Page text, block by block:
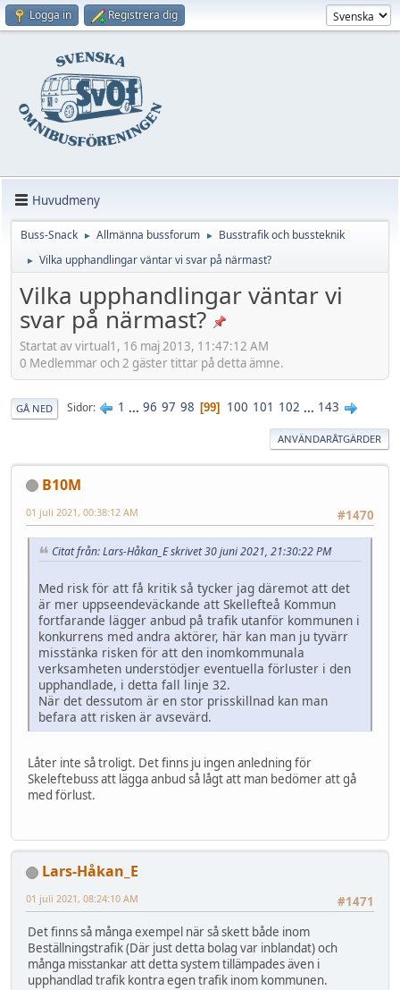
Logga in Registrera dig
Huvudmeny
Buss-Snack ► Allmänna bussforum ► Busstrafik och bussteknik
► Vilka upphandlingar väntar vi svar på närmast?
Vilka upphandlingar väntar vi
svar på närmast?
Startat av virtual1, 16 maj 2013, 11:47:12 AM
0 Medlemmar och 2 gäster tittar på detta ämne.
GÅ NED Sidor 1 ... 96 97 98 99 100 101 102 ... 143
ANVÄNDARÅTGÄRDER
B10M
#1470
01 juli 2021, 00:38:12 AM
Citat från: Lars-Håkan_E skrivet 30 juni 2021, 21:30:22 PM
Med risk för att få kritik så tycker jag däremot att det
är mer uppseendeväckande att Skellefteå Kommun
fortfarande lägger anbud på trafik utanför kommunen i
konkurrens med andra aktörer, här kan man ju tyvärr
misstänka risken för att den inomkommunala
verksamheten understödjer eventuella förluster i den
upphandlade, i detta fall linje 32.
När det dessutom är en stor prisskillnad kan man
befara att risken är avsevärd.
Låter inte så troligt. Det finns ju ingen anledning för
Skeleftebuss att lägga anbud så lågt att man bedömer att gå
med förlust.
Lars-Håkan_E
#1471
01 juli 2021, 08:24:10 AM
Det finns så många exempel när så skett både inom
Beställningstrafik (Där just detta bolag var inblandat) och
många misstankar att detta system tillämpades även i
upphandlad trafik kontra egen trafik inom kommunen.